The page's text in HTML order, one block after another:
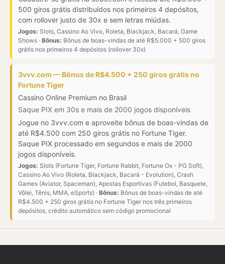
500 giros grátis distribuídos nos primeiros 4 depósitos,
com rollover justo de 30x e sem letras miúdas.
Jogos: Slots, Cassino Ao Vivo, Roleta, Blackjack, Bacará, Game
Shows · Bônus: Bônus de boas-vindas de até R$5.000 + 500 giros
grátis nos primeiros 4 depósitos (rollover 30x)
3vvv.com — Bônus de R$4.500 + 250 giros grátis no
Fortune Tiger
Cassino Online Premium no Brasil
Saque PIX em 30s e mais de 2000 jogos disponíveis
Jogue no 3vvv.com e aproveite bônus de boas-vindas de
até R$4.500 com 250 giros grátis no Fortune Tiger.
Saque PIX processado em segundos e mais de 2000
jogos disponíveis.
Jogos: Slots (Fortune Tiger, Fortune Rabbit, Fortune Ox - PG Soft),
Cassino Ao Vivo (Roleta, Blackjack, Bacará - Evolution), Crash
Games (Aviator, Spaceman), Apostas Esportivas (Futebol, Basquete,
Vôlei, Tênis, MMA, eSports) · Bônus: Bônus de boas-vindas de até
R$4.500 + 250 giros grátis no Fortune Tiger nos três primeiros
depósitos, crédito automático sem código promocional